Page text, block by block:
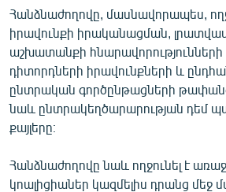
«Ազատության» բոլոր կայքերը
Հանձնաժողովը, մասնավորապես,
իրավունքի իրականացման,
աշխատանքի հնարավորությունների
դիտորդների իրավունքների և
ընտրական գործընթացների
նաև ընտրակեղծարարության դեմ
քայլերը։
Հանձնաժողովը նաև ողջունել է
կոալիցիաներ կազմելիս դրանց մեջ